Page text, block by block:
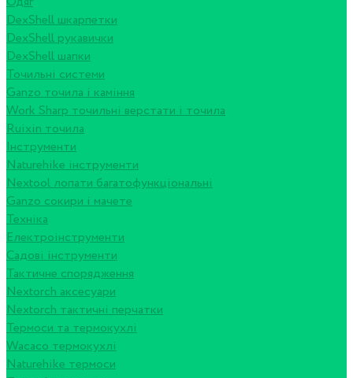
DexShell шкарпетки
DexShell рукавички
DexShell шапки
Точильні системи
Ganzo точила і каміння
Work Sharp точильні верстати і точила
Ruixin точила
Інструменти
Naturehike інструменти
Nextool лопати багатофункціональні
Ganzo сокири і мачете
Техніка
Електроінструменти
Садові інструменти
Тактичне спорядження
Nextorch аксесуари
Nextorch тактичні перчатки
Термоси та термокухлі
Wacaco термокухлі
Naturehike термоси